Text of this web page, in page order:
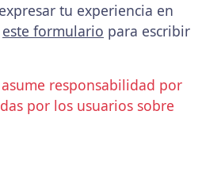
tu experiencia en
este formulario para escribir
responsabilidad por
por los usuarios sobre